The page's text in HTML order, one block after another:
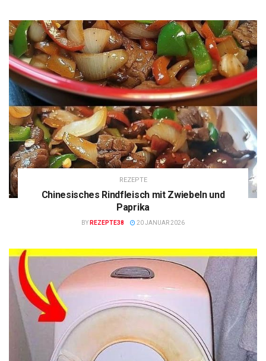
REZEPTE
Chinesisches Rindfleisch mit Zwiebeln und
Paprika
BY REZEPTE38 20 JANUAR 2026